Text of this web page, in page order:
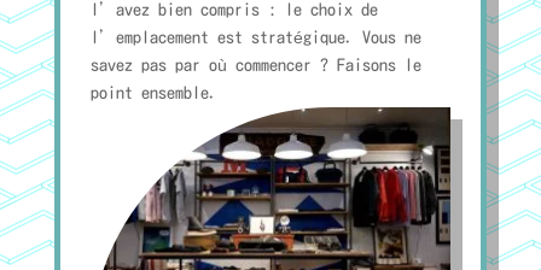
l’avez bien compris : le choix de
l’emplacement est stratégique. Vous ne
savez pas par où commencer ? Faisons le
point ensemble.